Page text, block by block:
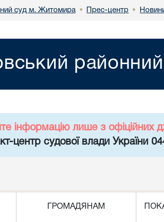
суд м. Житомира • Прес-центр •
інформацію лише з офіційних
центр судової влади України
ГРОМАДЯНАМ